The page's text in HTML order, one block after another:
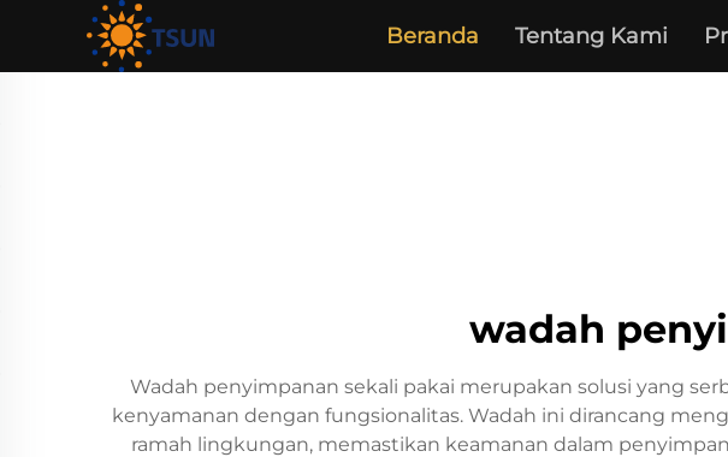
Beranda Tentang Kami
wadah
Wadah penyimpanan sekali pakai merupakan solusi yang
kenyamanan dengan fungsionalitas. Wadah ini dirancang
ramah lingkungan, memastikan keamanan dalam